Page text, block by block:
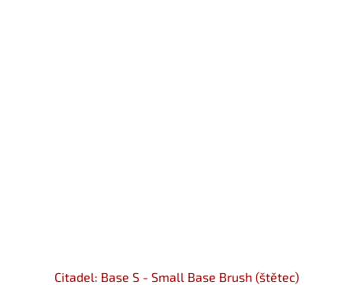
Citadel: Base S - Small Base Brush (štětec)